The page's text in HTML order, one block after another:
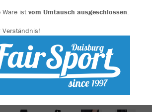
Ware istvom Umtausch ausgeschlossen.
Alle akzeptieren
Alle ablehnen
mehr Infos
Datenschutz
Impressum